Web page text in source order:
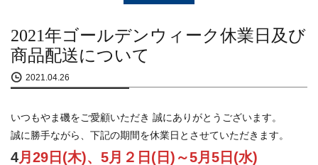
2021年ゴールデンウィーク休業日及び
商品配送について
2021.04.26
いつもやま磯をご愛顧いただき 誠にありがとうございます。
誠に勝手ながら、下記の期間を休業日とさせていただきます。
4月29日(木)、5月２日(日)～5月5日(水)